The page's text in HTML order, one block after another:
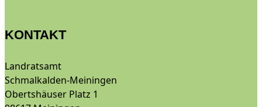
KONTAKT
Landratsamt
Schmalkalden-Meiningen
Obertshäuser Platz 1